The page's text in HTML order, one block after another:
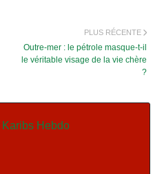
PLUS RÉCENTE
Outre-mer : le pétrole masque-t-il
le véritable visage de la vie chère
?
Karibs Hebdo